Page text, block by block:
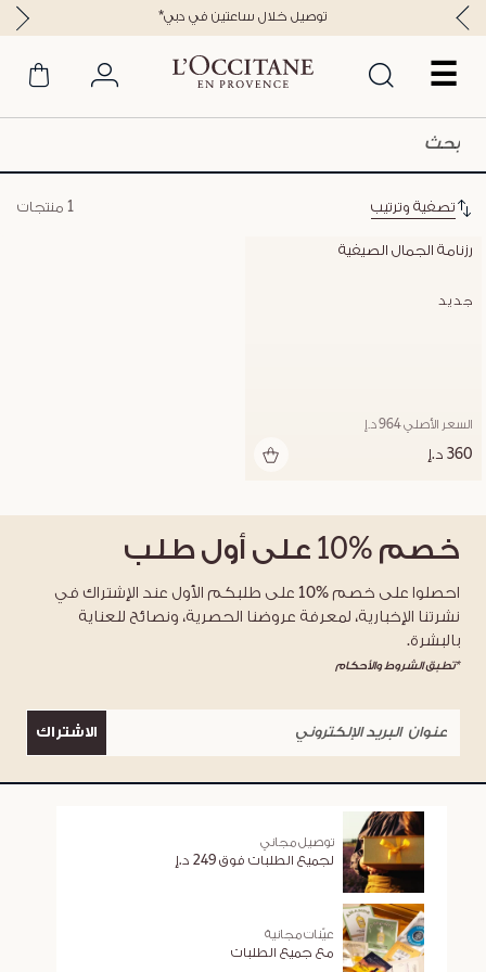
☰
*توصيل خلال ساعتين في دبي
تصفية وترتيب 1 منتجات
رزنامة الجمال الصيفية
جديد
360 د.إ
السعر الأصلي 964 د.إ
خصم %10 على أول طلب
احصلوا على خصم %10 على طلبكم الأول عند الإشتراك في
نشرتنا الإخبارية، لمعرفة عروضنا الحصرية، ونصائح للعناية
بالبشرة.
*تطبق الشروط والأحكام
الاشتراك
توصيل مجاني
لجميع الطلبات فوق 249 د.إ
عيّنات مجانية
مع جميع الطلبات